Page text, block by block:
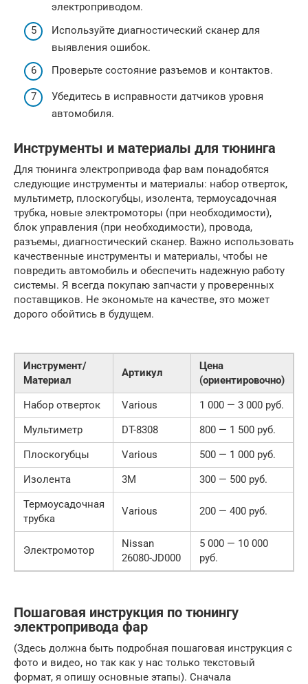
электроприводом.
Используйте диагностический сканер для
выявления ошибок.
Проверьте состояние разъемов и контактов.
Убедитесь в исправности датчиков уровня
автомобиля.
Инструменты и материалы для тюнинга
Для тюнинга электропривода фар вам понадобятся
следующие инструменты и материалы: набор отверток,
мультиметр, плоскогубцы, изолента, термоусадочная
трубка, новые электромоторы (при необходимости),
блок управления (при необходимости), провода,
разъемы, диагностический сканер. Важно использовать
качественные инструменты и материалы, чтобы не
повредить автомобиль и обеспечить надежную работу
системы. Я всегда покупаю запчасти у проверенных
поставщиков. Не экономьте на качестве, это может
дорого обойтись в будущем.
Инструмент/
Материал
Артикул
Цена
(ориентировочно)
Набор отверток
Various
1 000 — 3 000 руб.
Мультиметр
DT-8308
800 — 1 500 руб.
Плоскогубцы
Various
500 — 1 000 руб.
Изолента
3M
300 — 500 руб.
Термоусадочная
трубка
Various 200 — 400 руб.
Электромотор
Nissan
26080-JD000
5 000 — 10 000
руб.
Пошаговая инструкция по тюнингу
электропривода фар
(Здесь должна быть подробная пошаговая инструкция с
фото и видео, но так как у нас только текстовый
формат, я опишу основные этапы). Сначала